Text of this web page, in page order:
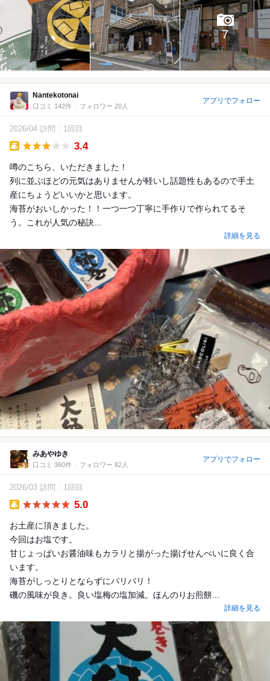
7
Nantekotonai
口コミ 142件 フォロワー 20人
アプリでフォロー
2026/04 訪問 1回目
3.4
噂のこちら、いただきました！
列に並ぶほどの元気はありませんが軽いし話題性もあるので手土
産にちょうどいいかと思います。
海苔がおいしかった！！一つ一つ丁寧に手作りで作られてるそ
う。これが人気の秘訣...
詳細を見る
みあやゆき
口コミ 360件 フォロワー 82人
アプリでフォロー
2026/03 訪問 1回目
5.0
お土産に頂きました。
今回はお塩です。
甘じょっぱいお醤油味もカラリと揚がった揚げせんべいに良く合
います。
海苔がしっとりとならずにパリパリ！
磯の風味が良き。良い塩梅の塩加減。ほんのりお煎餅...
詳細を見る